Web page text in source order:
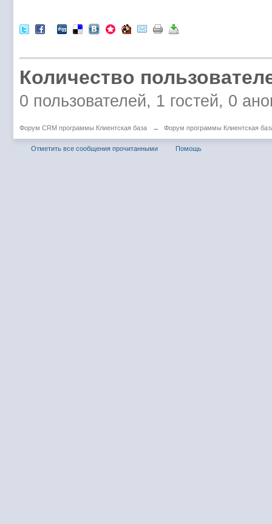
Количество
0 пользователей, 1 гостей, 0
Форум CRM программы Клиентская база → Форум программы Клиентская
Отметить все сообщения прочитанными Помощь